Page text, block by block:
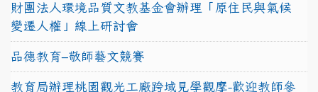
財團法人環境品質文教基金會辦理「原住民與氣候
變遷人權」線上研討會
品德教育–敬師藝文競賽
教育局辦理桃園觀光工廠跨域見學觀摩-歡迎教師參